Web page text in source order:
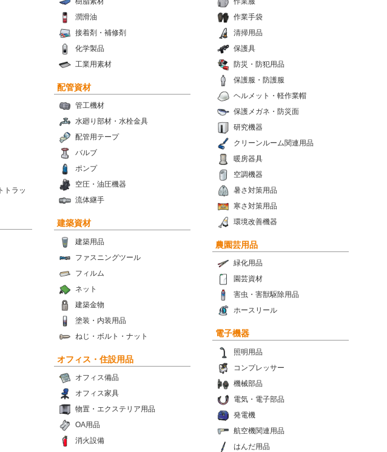
トラッ
潤滑油
接着剤・補修剤
化学製品
工業用素材
作業手袋
清掃用品
保護具
防災・防犯用品
保護服・防護服
ヘルメット・軽作業帽
保護メガネ・防災面
研究機器
クリーンルーム関連用品
暖房器具
空調機器
暑さ対策用品
寒さ対策用品
環境改善機器
配管資材
管工機材
水廻り部材・水栓金具
配管用テープ
バルブ
ポンプ
空圧・油圧機器
流体継手
建築資材
建築用品
ファスニングツール
フィルム
ネット
建築金物
塗装・内装用品
ねじ・ボルト・ナット
農園芸用品
緑化用品
園芸資材
害虫・害獣駆除用品
ホースリール
電子機器
照明用品
コンプレッサー
機械部品
電気・電子部品
発電機
航空機関連用品
はんだ用品
オフィス・住設用品
オフィス備品
オフィス家具
物置・エクステリア用品
OA用品
消火設備